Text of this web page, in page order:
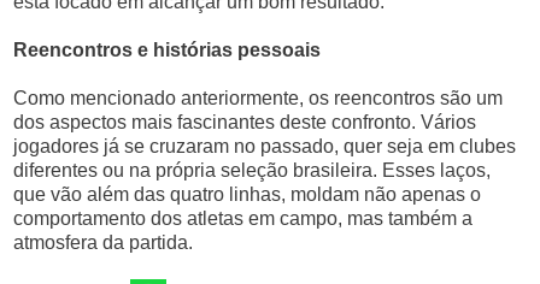
Reencontros e histórias pessoais
Como mencionado anteriormente, os reencontros são um
dos aspectos mais fascinantes deste confronto. Vários
jogadores já se cruzaram no passado, quer seja em clubes
diferentes ou na própria seleção brasileira. Esses laços,
que vão além das quatro linhas, moldam não apenas o
comportamento dos atletas em campo, mas também a
atmosfera da partida.